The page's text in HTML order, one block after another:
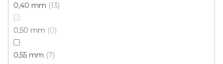
0,40 mm 13
0,50 mm 0
0,55 mm 7
Vinylová podlaha Tarko Dub Creek hnědý